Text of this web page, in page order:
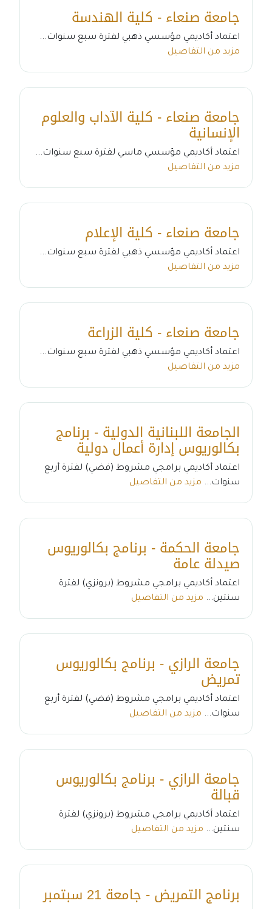
جامعة صنعاء - كلية الهندسة
اعتماد أكاديمي مؤسسي ذهبي لفترة سبع سنوات...
مزيد من التفاصيل
جامعة صنعاء - كلية الآداب والعلوم
الإنسانية
اعتماد أكاديمي مؤسسي ماسي لفترة سبع سنوات...
مزيد من التفاصيل
جامعة صنعاء - كلية الإعلام
اعتماد أكاديمي مؤسسي ذهبي لفترة سبع سنوات...
مزيد من التفاصيل
جامعة صنعاء - كلية الزراعة
اعتماد أكاديمي مؤسسي ذهبي لفترة سبع سنوات...
مزيد من التفاصيل
الجامعة اللبنانية الدولية - برنامج
بكالوريوس إدارة أعمال دولية
اعتماد أكاديمي برامجي مشروط (فضي) لفترة أربع
سنوات... مزيد من التفاصيل
جامعة الحكمة - برنامج بكالوريوس
صيدلة عامة
اعتماد أكاديمي برامجي مشروط (برونزي) لفترة
سنتين... مزيد من التفاصيل
جامعة الرازي - برنامج بكالوريوس
تمريض
اعتماد أكاديمي برامجي مشروط (فضي) لفترة أربع
سنوات... مزيد من التفاصيل
جامعة الرازي - برنامج بكالوريوس
قبالة
اعتماد أكاديمي برامجي مشروط (برونزي) لفترة
سنتين... مزيد من التفاصيل
برنامج التمريض - جامعة 21 سبتمبر